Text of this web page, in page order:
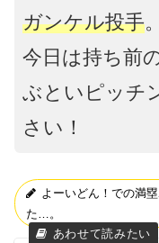
ガンケル投手。
今日は持ち前
ぶといピッチ
さい！
よーいどん！での満
た…。